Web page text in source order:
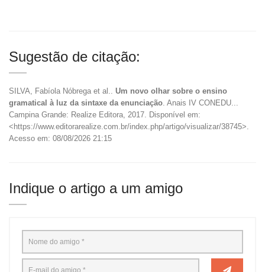
Sugestão de citação:
SILVA, Fabíola Nóbrega et al.. Um novo olhar sobre o ensino
gramatical à luz da sintaxe da enunciação . Anais IV CONEDU...
Campina Grande: Realize Editora, 2017. Disponível em:
<https://www.editorarealize.com.br/index.php/artigo/visualizar/38745>.
Acesso em: 08/08/2026 21:15
Indique o artigo a um amigo